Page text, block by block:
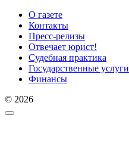
О газете
Контакты
Пресс-релизы
Отвечает юрист!
Судебная практика
Государственные услуги
Финансы
© 2026